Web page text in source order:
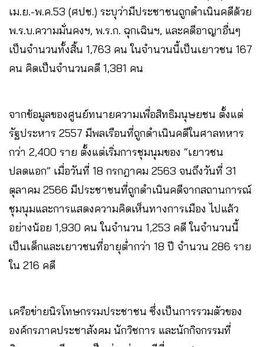
เม.ย.-พ.ค.53 (ศปช.) ระบุว่ามีประชาชนถูกดำเนินคดีด้วย
พ.ร.บ.ความมั่นคงฯ, พ.ร.ก. ฉุกเฉินฯ, และคดีอาญาอื่นๆ
เป็นจำนวนทั้งสิ้น 1,763 คน ในจำนวนนี้เป็นเยาวชน 167
คน คิดเป็นจำนวนคดี 1,381 คน
จากข้อมูลของศูนย์ทนายความเพื่อสิทธิมนุษยชน ตั้งแต่
รัฐประหาร 2557 มีพลเรือนที่ถูกดำเนินคดีในศาลทหาร
กว่า 2,400 ราย ตั้งแต่เริ่มการชุมนุมของ “เยาวชน
ปลดแอก” เมื่อวันที่ 18 กรกฎาคม 2563 จนถึงวันที่ 31
ตุลาคม 2566 มีประชาชนที่ถูกดำเนินคดีจากสถานการณ์
ชุมนุมและการแสดงความคิดเห็นทางการเมือง ไปแล้ว
อย่างน้อย 1,930 คน ในจำนวน 1,253 คดี ในจำนวนนี้
เป็นเด็กและเยาวชนที่อายุต่ำกว่า 18 ปี จำนวน 286 ราย
ใน 216 คดี
เครือข่ายนิรโทษกรรมประชาชน ซึ่งเป็นการรวมตัวของ
องค์กรภาคประชาสังคม นักวิชการ และนักกิจกรรมที่